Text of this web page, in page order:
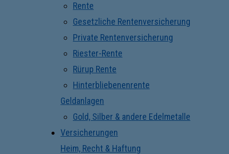
Rente
Gesetzliche Rentenversicherung
Private Rentenversicherung
Riester-Rente
Rürup Rente
Hinterbliebenenrente
Geldanlagen
Gold, Silber & andere Edelmetalle
Versicherungen
Heim, Recht & Haftung